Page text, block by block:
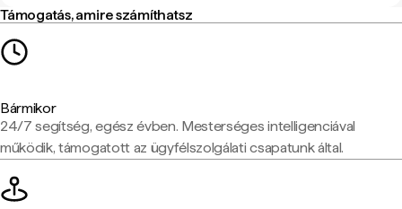
Támogatás, amire számíthatsz
Bármikor
24/7 segítség, egész évben. Mesterséges intelligenciával
működik, támogatott az ügyfélszolgálati csapatunk által.